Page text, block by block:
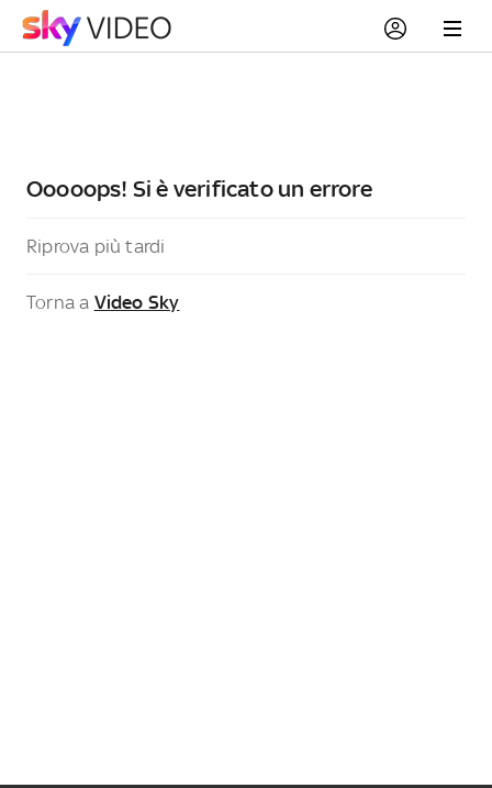
Ooooops! Si è verificato un errore
Riprova più tardi
Torna a Video Sky